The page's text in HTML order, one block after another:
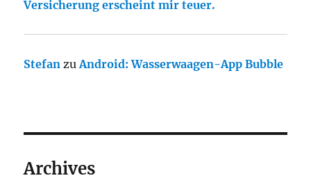
Versicherung erscheint mir teuer.
Stefan zuAndroid: Wasserwaagen-App Bubble
Archives